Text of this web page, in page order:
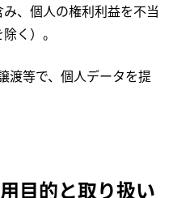
、個人の権利利益を不当
く）。
渡等で、個人データを提
目的と取り扱い